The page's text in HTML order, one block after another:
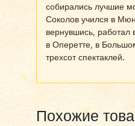
собирались лучшие
Соколов учился в
вернувшись,
в Оперетте, в
трехсот спектаклей.
Похожие